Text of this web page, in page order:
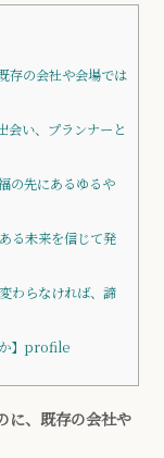
存の会社や会場では
会い、プランナーと
の先にあるゆるや
る未来を信じて発
わらなければ、諦
か】profile
に、既存の会社や